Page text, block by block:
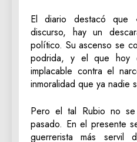
El diario destacó que
discurso, hay un
político. Su ascenso se
podrida, y el que hoy
implacable contra el
inmoralidad que ya nadie
Pero el tal Rubio no
pasado. En el presente
guerrerista más servil